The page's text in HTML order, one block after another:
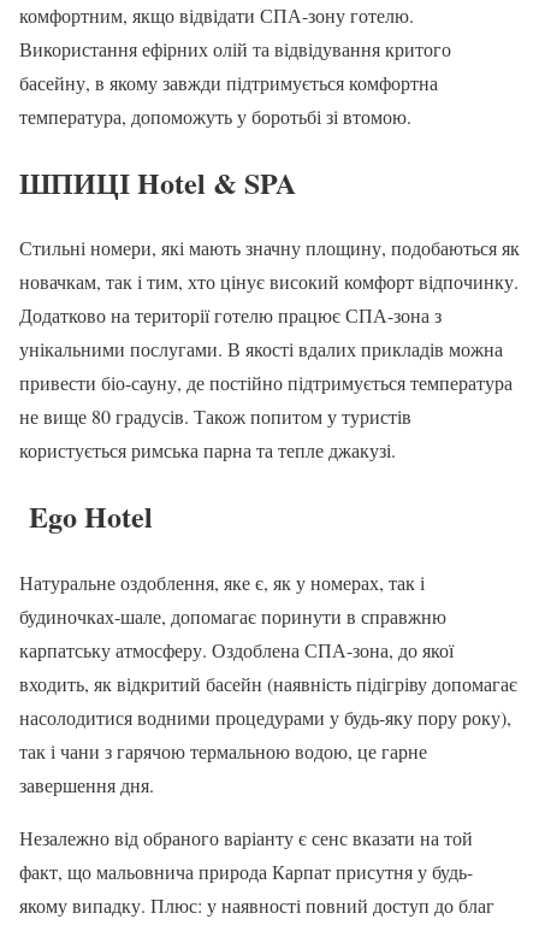
комфортним, якщо відвідати СПА-зону готелю.
Використання ефірних олій та відвідування критого
басейну, в якому завжди підтримується комфортна
температура, допоможуть у боротьбі зі втомою.
ШПИЦІ Hotel & SPA
Стильні номери, які мають значну площину, подобаються як
новачкам, так і тим, хто цінує високий комфорт відпочинку.
Додатково на території готелю працює СПА-зона з
унікальними послугами. В якості вдалих прикладів можна
привести біо-сауну, де постійно підтримується температура
не вище 80 градусів. Також попитом у туристів
користується римська парна та тепле джакузі.
Ego Hotel
Натуральне оздоблення, яке є, як у номерах, так і
будиночках-шале, допомагає поринути в справжню
карпатську атмосферу. Оздоблена СПА-зона, до якої
входить, як відкритий басейн (наявність підігріву допомагає
насолодитися водними процедурами у будь-яку пору року),
так і чани з гарячою термальною водою, це гарне
завершення дня.
Незалежно від обраного варіанту є сенс вказати на той
факт, що мальовнича природа Карпат присутня у будь-
якому випадку. Плюс: у наявності повний доступ до благ